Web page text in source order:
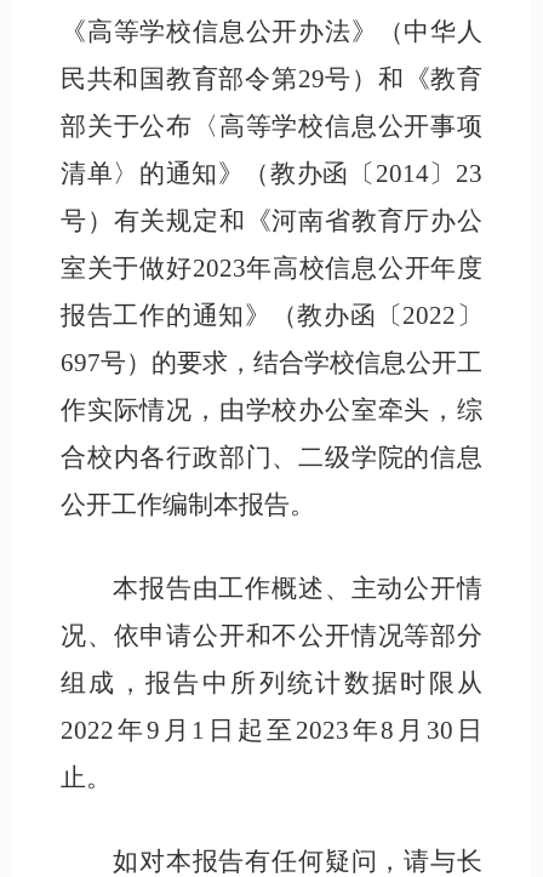
《高等学校信息公开办法》（中华人
民共和国教育部令第29号）和《教育
部关于公布〈高等学校信息公开事项
清单〉的通知》（教办函〔2014〕23
号）有关规定和《河南省教育厅办公
室关于做好2023年高校信息公开年度
报告工作的通知》（教办函〔2022〕
697号）的要求，结合学校信息公开工
作实际情况，由学校办公室牵头，综
合校内各行政部门、二级学院的信息
公开工作编制本报告。
本报告由工作概述、主动公开情
况、依申请公开和不公开情况等部分
组成，报告中所列统计数据时限从
2022年9月1日起至2023年8月30日
止。
如对本报告有任何疑问，请与长